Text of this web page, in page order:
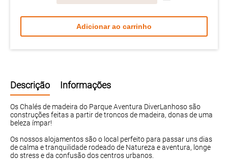
Descrição Informações
Os Chalés de madeira do Parque Aventura DiverLanhoso são
construções feitas a partir de troncos de madeira, donas de uma
beleza ímpar!
Os nossos alojamentos são o local perfeito para passar uns dias
de calma e tranquilidade rodeado de Natureza e aventura, longe
do stress e da confusão dos centros urbanos.
Adicionar ao carrinho